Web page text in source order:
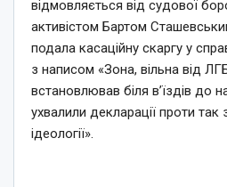
відмовляється від судової
активістом Бартом
подала касаційну скаргу у
з написом «Зона, вільна від
встановлював біля в’їздів до
ухвалили декларації проти так
ідеології».